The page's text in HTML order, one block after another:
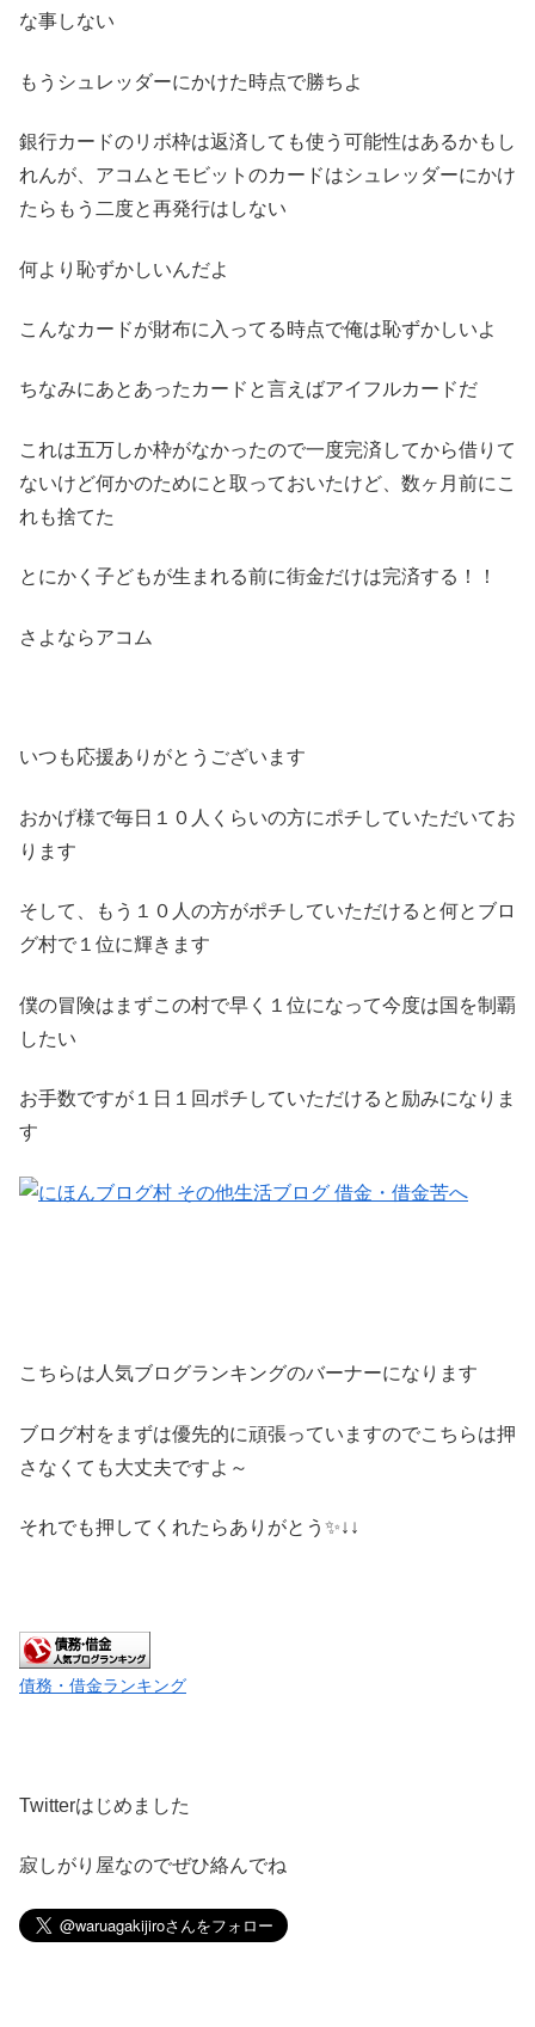
な事しない
もうシュレッダーにかけた時点で勝ちよ
銀行カードのリボ枠は返済しても使う可能性はあるかもし
れんが、アコムとモビットのカードはシュレッダーにかけ
たらもう二度と再発行はしない
何より恥ずかしいんだよ
こんなカードが財布に入ってる時点で俺は恥ずかしいよ
ちなみにあとあったカードと言えばアイフルカードだ
これは五万しか枠がなかったので一度完済してから借りて
ないけど何かのためにと取っておいたけど、数ヶ月前にこ
れも捨てた
とにかく子どもが生まれる前に街金だけは完済する！！
さよならアコム
いつも応援ありがとうございます
おかげ様で毎日１０人くらいの方にポチしていただいてお
ります
そして、もう１０人の方がポチしていただけると何とブロ
グ村で１位に輝きます
僕の冒険はまずこの村で早く１位になって今度は国を制覇
したい
お手数ですが１日１回ポチしていただけると励みになりま
す
こちらは人気ブログランキングのバーナーになります
ブログ村をまずは優先的に頑張っていますのでこちらは押
さなくても大丈夫ですよ～
それでも押してくれたらありがとう✨↓↓
債務・借金ランキング
Twitterはじめました
寂しがり屋なのでぜひ絡んでね